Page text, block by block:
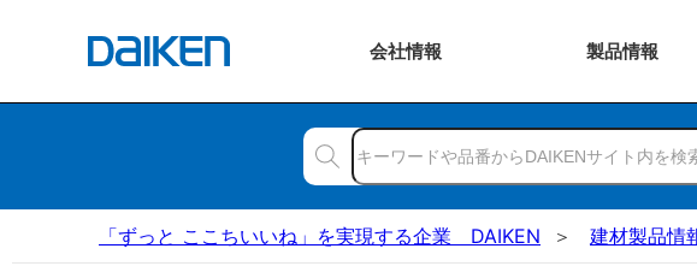
会社情報 製品情報
「ずっと ここちいいね」を実現する企業 DAIKEN 建材製品情